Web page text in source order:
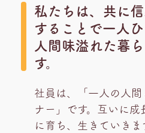
私たちは、共に
することで一人
人間味溢れた暮
す。
社員は、「一人の人間
ナー」です。互いに
に育ち、生きていきま